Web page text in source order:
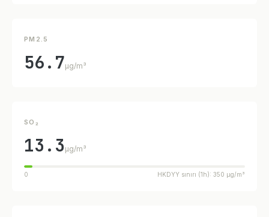
PM2.5
56.7µg/m³
SO₂
13.3 µg/m³
0 HKDYY sınırı (1h): 350 µg/m³